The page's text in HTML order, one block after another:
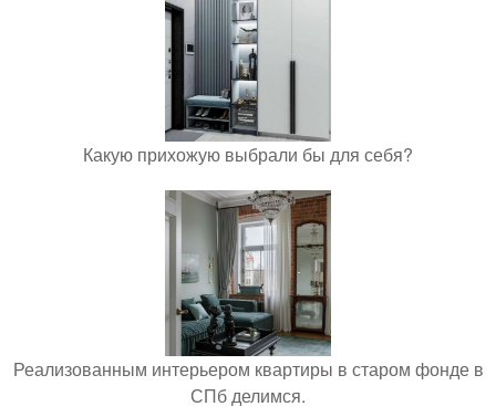
Какую прихожую выбрали бы для себя?
Реализованным интерьером квартиры в старом фонде в
СПб делимся.